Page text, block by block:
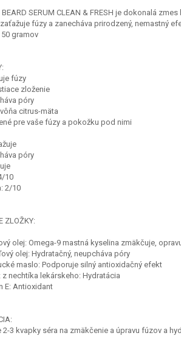
BEARD SERUM CLEAN & FRESH je dokonalá
fúzy a zanecháva prirodzený, nemastný
gramov
fúzy
zloženie
póry
citrus-mäta
pre vaše fúzy a pokožku pod nimi
póry
10
2/10
ZLOŽKY:
olej: Omega-9 mastná kyselina zmäkčuje,
olej: Hydratačný, neupcháva póry
maslo: Podporuje silný antioxidačný efekt
z nechtíka lekárskeho: Hydratácia
E: Antioxidant
2-3 kvapky séra na zmäkčenie a úpravu fúzov a